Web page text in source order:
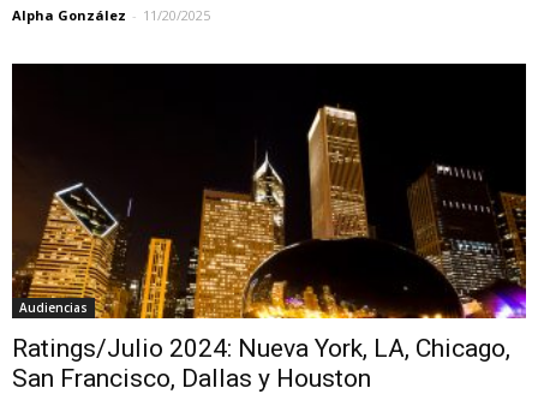
Alpha González - 11/20/2025
Audiencias
Ratings/Julio 2024: Nueva York, LA, Chicago,
San Francisco, Dallas y Houston